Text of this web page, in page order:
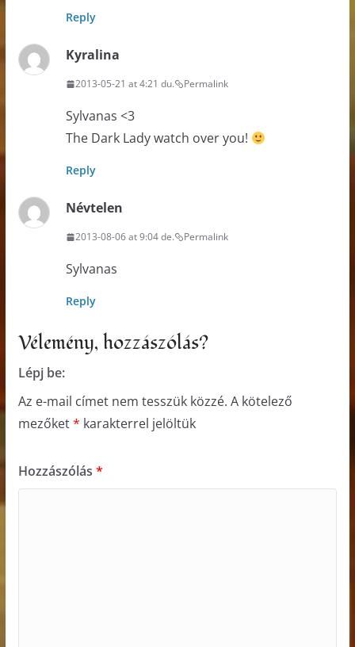
Reply
Kyralina
2013-05-21 at 4:21 du. Permalink
Sylvanas <3
The Dark Lady watch over you!
Reply
Névtelen
2013-08-06 at 9:04 de. Permalink
Sylvanas
Reply
Vélemény, hozzászólás?
Lépj be:
Az e-mail címet nem tesszük közzé. A kötelező
mezőket* karakterrel jelöltük
Hozzászólás *